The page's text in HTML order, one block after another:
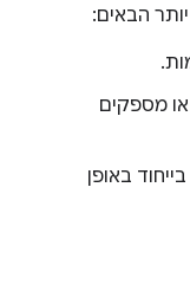
הבאים:
מספקים
באופן